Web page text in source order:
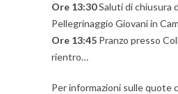
Ore 13:30Saluti di chiusura
Pellegrinaggio Giovani in
Ore 13:45 Pranzo presso
rientro…
Per informazioni sulle quote